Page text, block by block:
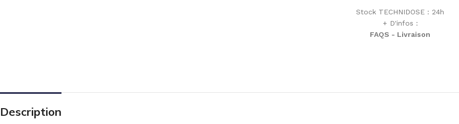
Stock TECHNIDOSE : 24h
+ D'infos :
FAQS - Livraison
Description